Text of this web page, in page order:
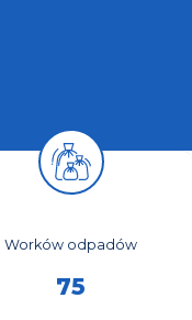
Worków odpadów
75
86